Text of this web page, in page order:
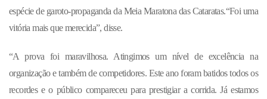
espécie de garoto-propaganda da Meia Maratona das Cataratas.“Foi uma
vitória mais que merecida”, disse.
“A prova foi maravilhosa. Atingimos um nível de excelência na
organização e também de competidores. Este ano foram batidos todos os
recordes e o público compareceu para prestigiar a corrida. Já estamos